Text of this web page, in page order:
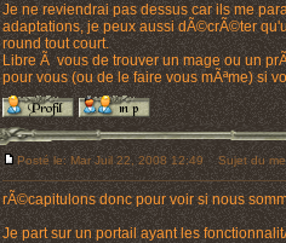
Je ne reviendrai pas dessus car ils me
adaptations, je peux aussi dÃ©crÃ©ter
round tout court.
Libre Ã vous de trouver un mage ou un
pour vous (ou de le faire vous mÃªme) si
Posté le: Mar Juil 22, 2008 12:49 Sujet du
rÃ©capitulons donc pour voir si nous
Je part sur un portail ayant les